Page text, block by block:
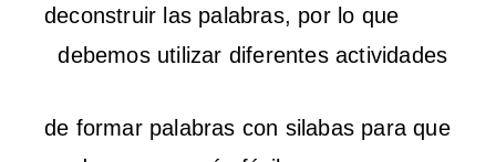
deconstruir las palabras, por lo que
debemos utilizar diferentes actividades
de formar palabras con silabas para que